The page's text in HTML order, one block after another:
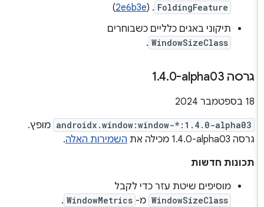
FoldingFeature
. (
2e6b3e
)
תיקוני באגים כלליים כשבוחרים
WindowSizeClass
.
גרסה ‎1 .4.0-alpha03
‫18 בספטמבר 2024
androidx.window:window-*:1.4.0-alpha03 מופץ.
גרסה ‎1.4.0-alpha03 מכילה את
השמירות האלה.
תכונות חדשות
מוסיפים שיטת עזר כדי לקבל
WindowSizeClass מ- WindowMetrics
.